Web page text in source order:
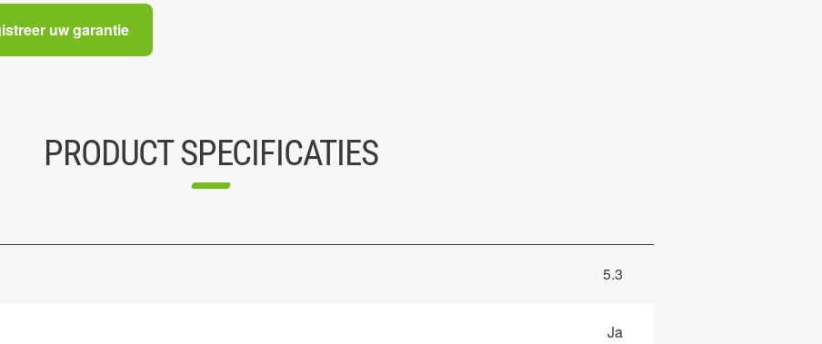
uw garantie
PRODUCT SPECIFICATIES
5.3
Ja